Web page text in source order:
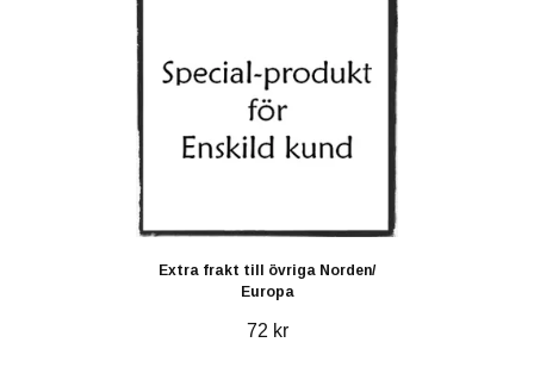
Extra frakt till övriga Norden/
Europa
72 kr